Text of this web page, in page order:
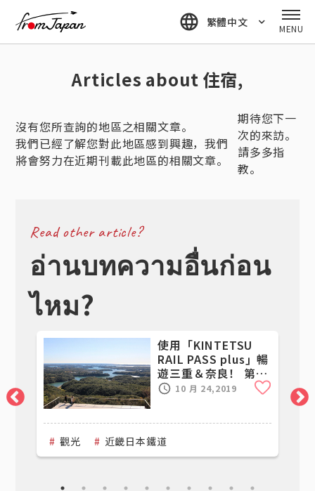
繁體中文 MENU
Articles about 住宿,
沒有您所查詢的地區之相關文章。
我們已經了解您對此地區感到興趣，我們
將會努力在近期刊載此地區的相關文章。
期待您下一
次的來訪。
請多多指
教。
Read other article?
อ่านบทความอื่นก่อน
ไหม?
Clip
使用「KINTETSU
RAIL PASS plus」暢
遊三重＆奈良！ 第2
天 10 月 24,2019 Clip
觀光 近畿日本鐵道